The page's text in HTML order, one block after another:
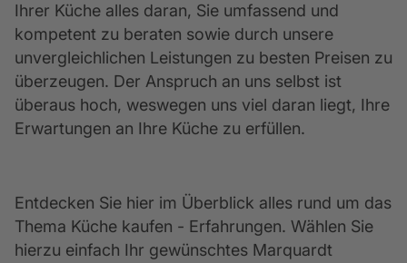
Ihrer Küche alles daran, Sie umfassend und
kompetent zu beraten sowie durch unsere
unvergleichlichen Leistungen zu besten Preisen zu
überzeugen. Der Anspruch an uns selbst ist
überaus hoch, weswegen uns viel daran liegt, Ihre
Erwartungen an Ihre Küche zu erfüllen.
Entdecken Sie hier im Überblick alles rund um das
Thema Küche kaufen - Erfahrungen. Wählen Sie
hierzu einfach Ihr gewünschtes Marquardt